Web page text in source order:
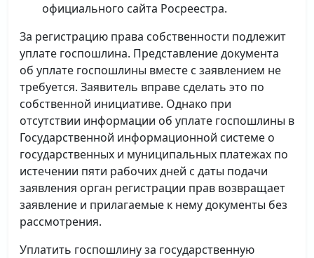
официального сайта Росреестра.
За регистрацию права собственности подлежит
уплате госпошлина. Представление документа
об уплате госпошлины вместе с заявлением не
требуется. Заявитель вправе сделать это по
собственной инициативе. Однако при
отсутствии информации об уплате госпошлины в
Государственной информационной системе о
государственных и муниципальных платежах по
истечении пяти рабочих дней с даты подачи
заявления орган регистрации прав возвращает
заявление и прилагаемые к нему документы без
рассмотрения.
Уплатить госпошлину за государственную